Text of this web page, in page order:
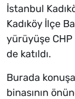
İstanbul
Kadıköy İlçe
yürüyüşe CHP
de katıldı.
Burada
binasının